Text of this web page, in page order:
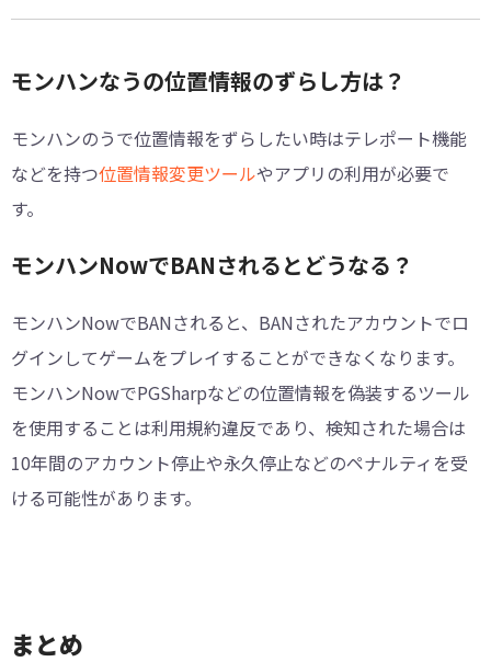
モンハンなうの位置情報のずらし方は？
モンハンのうで位置情報をずらしたい時はテレポート機能
などを持つ位置情報変更ツールやアプリの利用が必要で
す。
モンハンNowでBANされるとどうなる？
モンハンNowでBANされると、BANされたアカウントでロ
グインしてゲームをプレイすることができなくなります。
モンハンNowでPGSharpなどの位置情報を偽装するツール
を使用することは利用規約違反であり、検知された場合は
10年間のアカウント停止や永久停止などのペナルティを受
ける可能性があります。
まとめ